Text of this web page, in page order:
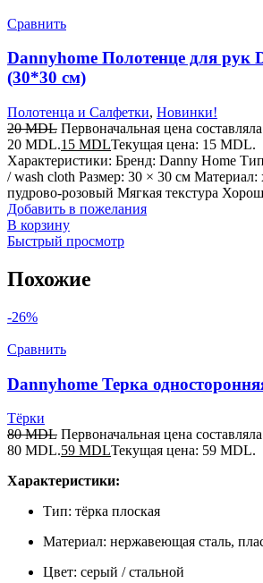
Сравнить
Dannyhome Полотенце для рук
(30*30 см)
Полотенца и Салфетки, Новинки!
20MDL Первоначальная цена составляла
20 MDL.15 MDLТекущая цена: 15 MDL.
Характеристики: Бренд: Danny Home
/ wash cloth Размер: 30 × 30 см Материал:
пудрово-розовый Мягкая текстура
Добавить в пожелания
В корзину
Быстрый просмотр
Похожие
-26%
Сравнить
Dannyhome Терка
Тёрки
80MDL Первоначальная цена составляла
80 MDL.59 MDLТекущая цена: 59 MDL.
Характеристики:
Тип: тёрка плоская
Материал: нержавеющая сталь,
Цвет: серый / стальной